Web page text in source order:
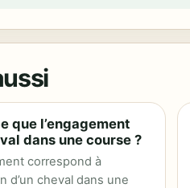
que l’engagement
dans une course ?
correspond à
d’un cheval dans une